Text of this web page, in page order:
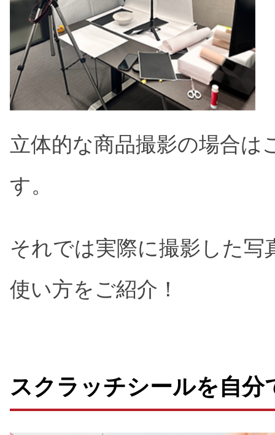
立体的な商品撮影の場合は
す。
それでは実際に撮影した
使い方をご紹介！
スクラッチシールを自分